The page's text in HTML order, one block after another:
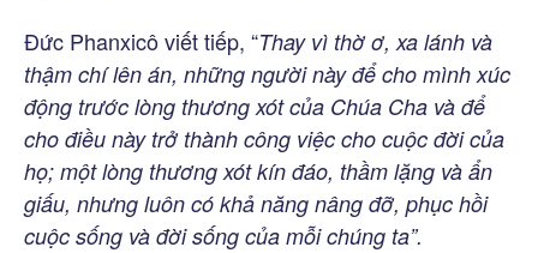
Đức Phanxicô viết tiếp, “Thay vì thờ ơ, xa lánh và
thậm chí lên án, những người này để cho mình xúc
động trước lòng thương xót của Chúa Cha và để
cho điều này trở thành công việc cho cuộc đời của
họ; một lòng thương xót kín đáo, thầm lặng và ẩn
giấu, nhưng luôn có khả năng nâng đỡ, phục hồi
cuộc sống và đời sống của mỗi chúng ta”.